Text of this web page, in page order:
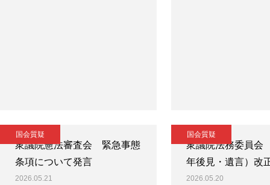
国会質疑
衆議院憲法審査会 緊急事態
条項について発言
2026.05.21
国会質疑
衆議院法務委員
年後見・遺言）改
2026.05.20